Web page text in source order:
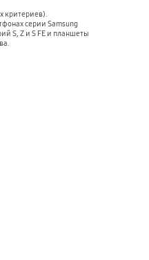
критериев).
серии Samsung
S, Z и S FE и планшеты